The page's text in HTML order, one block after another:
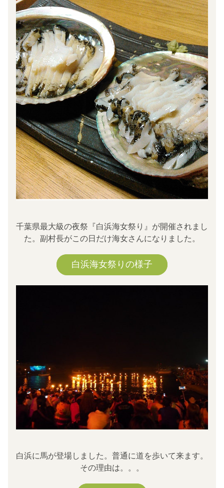
千葉県最大級の夜祭『白浜海女祭り』が開催されまし
た。副村長がこの日だけ海女さんになりました。
白浜海女祭りの様子
白浜に馬が登場しました。普通に道を歩いて来ます。
その理由は。。。